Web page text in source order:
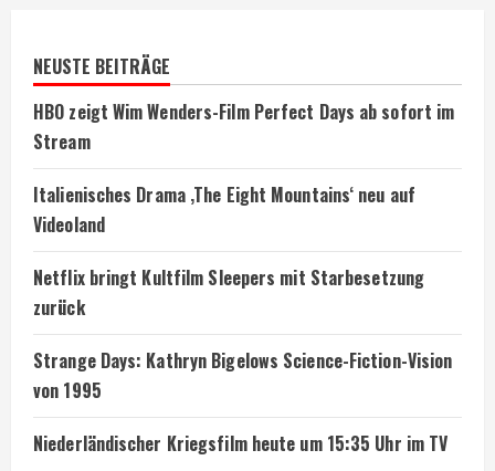
NEUSTE BEITRÄGE
HBO zeigt Wim Wenders-Film Perfect Days ab sofort im
Stream
Italienisches Drama ‚The Eight Mountains‘ neu auf
Videoland
Netflix bringt Kultfilm Sleepers mit Starbesetzung
zurück
Strange Days: Kathryn Bigelows Science-Fiction-Vision
von 1995
Niederländischer Kriegsfilm heute um 15:35 Uhr im TV